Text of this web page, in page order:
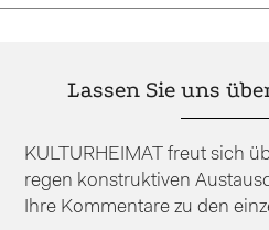
Lassen Sie uns
KULTURHEIMAT freut sich
regen konstruktiven
Ihre Kommentare zu den